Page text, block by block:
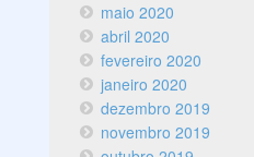
maio 2020
abril 2020
fevereiro 2020
janeiro 2020
dezembro 2019
novembro 2019